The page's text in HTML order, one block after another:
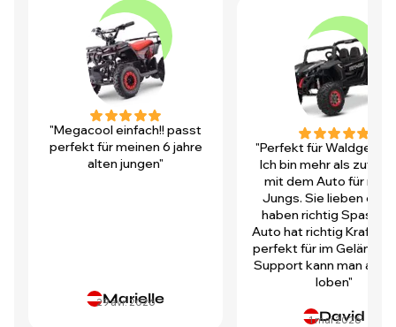
"Megacool einfach!! passt
perfekt für meinen 6 jahre
alten jungen"
Marielle
29 avr. 2026
"Perfekt für
Ich bin mehr als
mit dem Auto für
Jungs. Sie lieben es
haben richtig Spass!
Auto hat richtig Kraft
perfekt für im Gelände.
Support kann man auch
loben"
David
1 mai 2026